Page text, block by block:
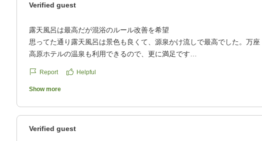
Verified guest
露天風呂は最高だが混浴のルール改善を希望
思ってた通り露天風呂は景色も良くて、源泉かけ流しで最高でした。万座
高原ホテルの温泉も利用できるので、更に満足です
スホテルでは湯浴み着を着ている人が少なかったです。プリンスホテルの
男性用露天風呂は混浴風呂から丸見えなので、見たく無いものまで見えて
いる男性も見ましたし、両方の意味で、男女共に湯浴み着を必須にしてい
ただきたいです。
Report Helpful
Show more
Verified guest